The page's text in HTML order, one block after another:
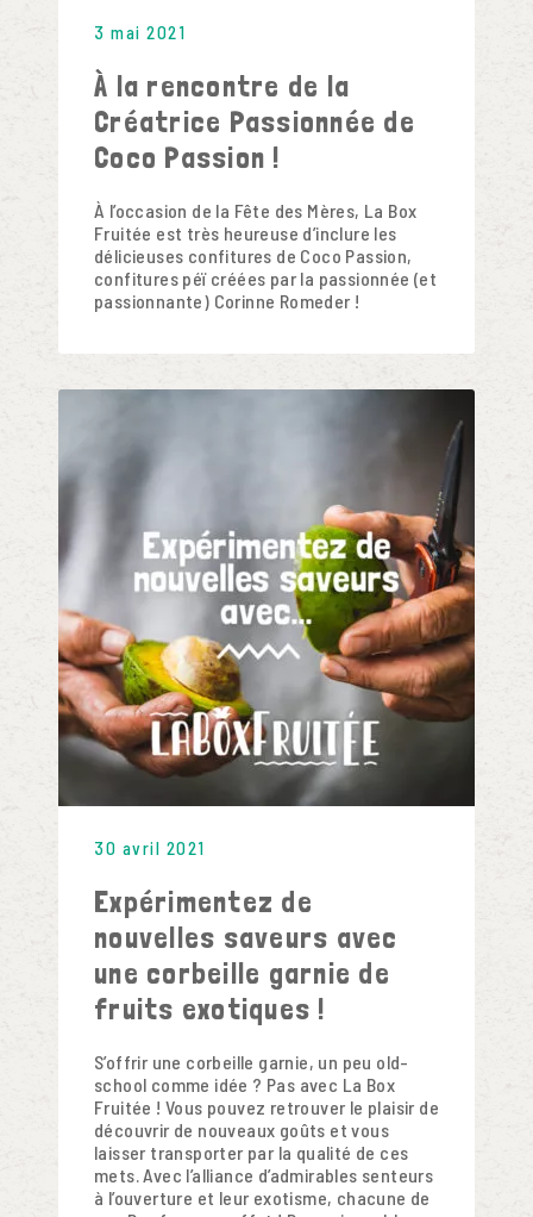
NOS ENGAGEMENTS
CONTACT
FAQ
3 mai 2021
À la rencontre de la
Créatrice Passionnée de
Coco Passion !
À l’occasion de la Fête des Mères, La Box
Fruitée est très heureuse d’inclure les
délicieuses confitures de Coco Passion,
confitures péï créées par la passionnée (et
passionnante) Corinne Romeder !
30 avril 2021
Expérimentez de
nouvelles saveurs avec
une corbeille garnie de
fruits exotiques !
S’offrir une corbeille garnie, un peu old-
school comme idée ? Pas avec La Box
Fruitée ! Vous pouvez retrouver le plaisir de
découvrir de nouveaux goûts et vous
laisser transporter par la qualité de ces
mets. Avec l’alliance d’admirables senteurs
à l’ouverture et leur exotisme, chacune de